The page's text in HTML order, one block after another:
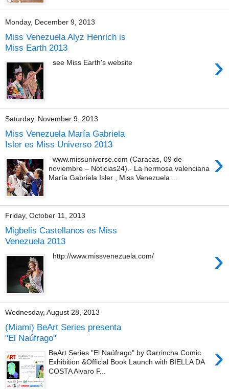
Monday, December 9, 2013
Miss Venezuela Alyz Henrich is
Miss Earth 2013
›
see Miss Earth's website
Saturday, November 9, 2013
Miss Venezuela María Gabriela
Isler es Miss Universo 2013
›
www.missuniverse.com (Caracas, 09 de
noviembre – Noticias24).- La hermosa valenciana
María Gabriela Isler , Miss Venezuela ...
Friday, October 11, 2013
Migbelis Castellanos es Miss
Venezuela 2013
›
http://www.missvenezuela.com/
Wednesday, August 28, 2013
(Miami) BeArt Series presenta
"El Naúfrago"
›
BeArt Series "El Naúfrago" by Garrincha Comic
Exhibition &Official Book Launch with BIELLA DA
COSTA Alvaro F...